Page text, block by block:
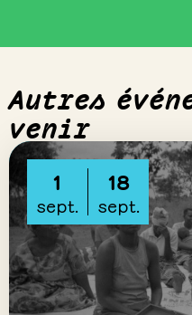
Autres
venir
1
sept.
18
sept.